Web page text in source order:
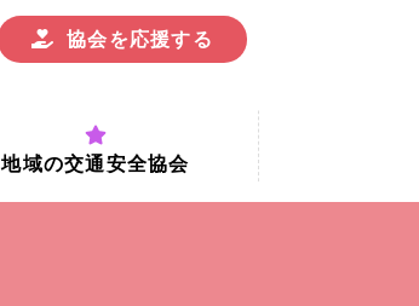
協会を応援する
地域の交通安全協会